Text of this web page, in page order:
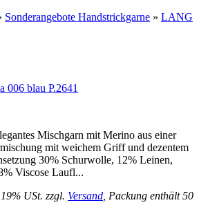
Sonderangebote Handstrickgarne » LANG
006 blau P.2641
Mischgarn mit Merino aus einer
mit weichem Griff und dezentem
30% Schurwolle, 12% Leinen,
Viscose Laufl...
USt. zzgl. Versand , Packung enthält 50